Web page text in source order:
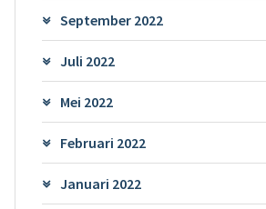
September 2022
Juli 2022
Mei 2022
Februari 2022
Januari 2022